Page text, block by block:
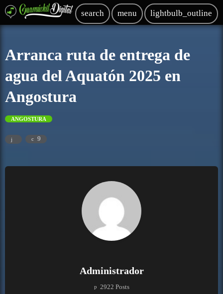
search menu lightbulb_outline
Arranca ruta de entrega de
agua del Aquatón 2025 en
Angostura
ANGOSTURA
9
Administrador
2922 Posts